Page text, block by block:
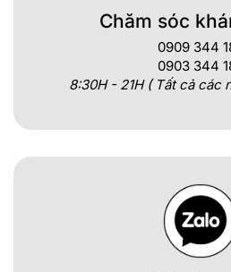
Chăm sóc
0909 344
0903 344
8:30H - 21H ( Tất cả các